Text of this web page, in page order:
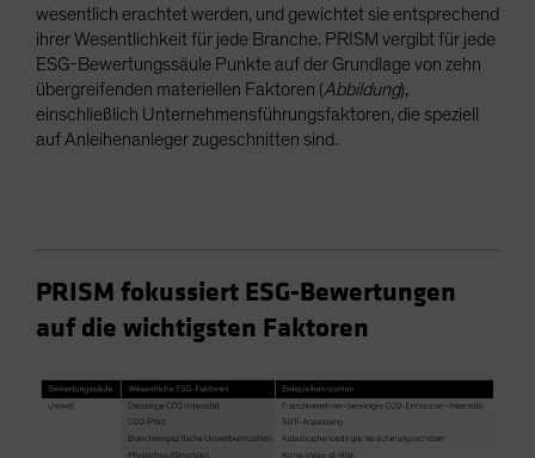
wesentlich erachtet werden, und gewichtet sie entsprechend
ihrer Wesentlichkeit für jede Branche. PRISM vergibt für jede
ESG-Bewertungssäule Punkte auf der Grundlage von zehn
übergreifenden materiellen Faktoren (Abbildung),
einschließlich Unternehmensführungsfaktoren, die speziell
auf Anleihenanleger zugeschnitten sind.
PRISM fokussiert ESG-Bewertungen
auf die wichtigsten Faktoren